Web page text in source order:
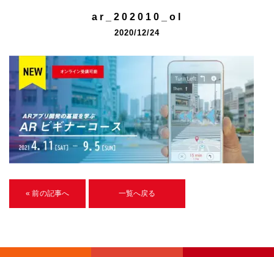
【2026年10月】ARエキスパートコース
【2026年10月】XRプロフェッショナル
《リスキリング補助金コース》
リスキリング補助金対象コース説明
《SDGs》
U-15メタバースプログラミング講座
受講生紹介
ar_202010_ol
2020/12/24
« 前の記事へ 一覧へ戻る